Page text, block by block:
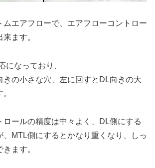
ムエアフローで、エアフローコントロー
ます。
になっており、
きの小さな穴、左に回すとDL向きの大
ロールの精度は中々よく、DL側にする
、MTL側にするとかなり重くなり、しっ
ます。